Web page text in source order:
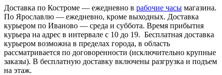
Доставка по Костроме — ежедневно в рабочие часы магазина.
По Ярославлю — ежедневно, кроме выходных. Доставка
курьером по Иваново — среда и суббота. Время прибытия
курьера на адрес в интервале с 10 до 19. Бесплатная доставка
курьером возможна в пределах города, в область
рассматривается по договоренности (исключительно крупные
заказы). В бесплатную доставку включены разгрузка и подъем
на этаж.